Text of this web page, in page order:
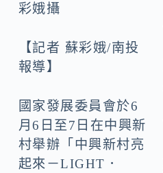
彩娥攝
【記者 蘇彩娥/南投
報導】
國家發展委員會於6
月6日至7日在中興新
村舉辦「中興新村亮
起來－LIGHT．